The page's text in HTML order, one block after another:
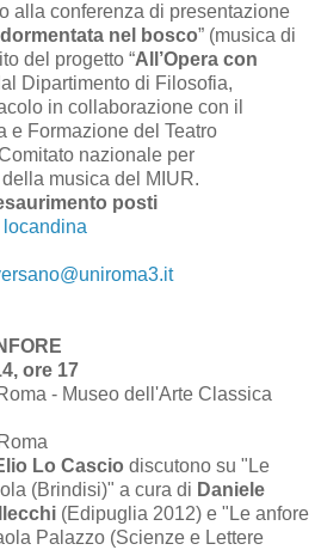
alla conferenza di presentazione
nel bosco” (musica di
del progetto “All’Opera con
Dipartimento di Filosofia,
in collaborazione con il
e Formazione del Teatro
nazionale per
della musica del MIUR.
posti
locandina
ore 17
- Museo dell'Arte Classica
Lo Cascio discutono su "Le
(Brindisi)" a cura di Daniele
(Edipuglia 2012) e "Le anfore
Palazzo (Scienze e Lettere